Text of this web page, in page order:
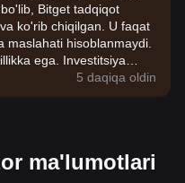
Bitget tadqiqot
ko'rib chiqilgan. U faqat
maslahati hisoblanmaydi.
ega. Investitsiya
asosida qabul
5 daqiqa oldin
ma'lumotlari